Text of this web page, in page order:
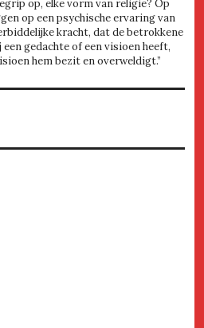
op, elke vorm van religie? Op
op een psychische ervaring van
kracht, dat de betrokkene
gedachte of een visioen heeft,
hem bezit en overweldigt.”